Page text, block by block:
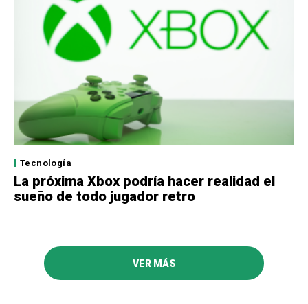
Tecnología
La próxima Xbox podría hacer realidad el
sueño de todo jugador retro
VER MÁS